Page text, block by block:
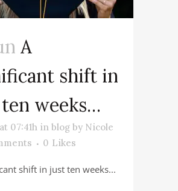
A
shift in
weeks…
07:41h in blog by Nicole
0 Likes
shift in just ten weeks...